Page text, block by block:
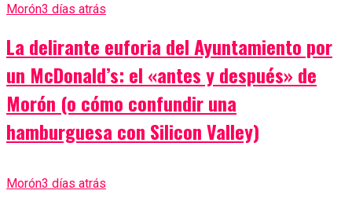
Morón3 días atrás
La delirante euforia del Ayuntamiento por
un McDonald’s: el «antes y después» de
Morón (o cómo confundir una
hamburguesa con Silicon Valley)
Morón3 días atrás